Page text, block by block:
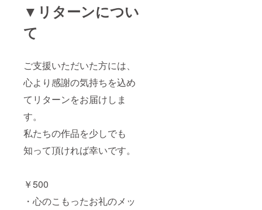
▼リターンについ
て
ご支援いただいた方には、
心より感謝の気持ちを込め
てリターンをお届けしま
す。
私たちの作品を少しでも
知って頂ければ幸いです。
￥500
・心のこもったお礼のメッ